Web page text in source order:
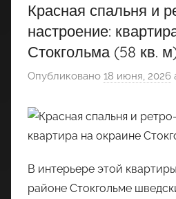
Красная спальня и
настроение:
Стокгольма (58 кв.
Опубликовано 18 июня, 2026
В интерьере этой
районе Стокгольме